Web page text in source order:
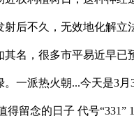
射后不久，无效地化解立
其名，很多市平易近早已
一派热火朝...今天是3月
留念的日子 代号“331”